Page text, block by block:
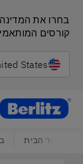
קורסים
States
Berlitz Israel
עמוד הבית